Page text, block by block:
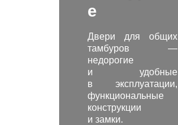
е
Двери для общих
тамбуров —
недорогие
и удобные
в эксплуатации,
функциональные
конструкции
и замки.